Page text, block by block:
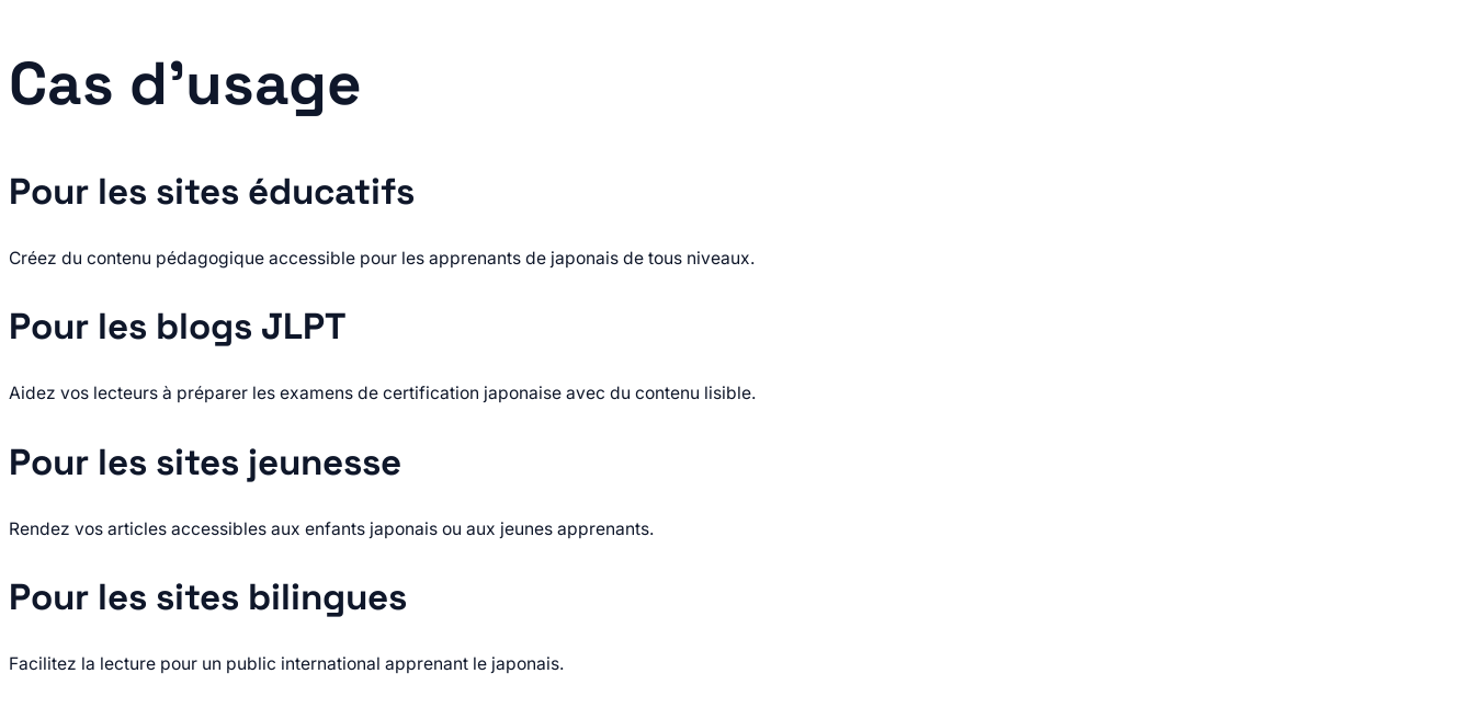
Cas d’usage
Pour les sites éducatifs
Créez du contenu pédagogique accessible pour les apprenants de japonais de tous niveaux.
Pour les blogs JLPT
Aidez vos lecteurs à préparer les examens de certification japonaise avec du contenu lisible.
Pour les sites jeunesse
Rendez vos articles accessibles aux enfants japonais ou aux jeunes apprenants.
Pour les sites bilingues
Facilitez la lecture pour un public international apprenant le japonais.